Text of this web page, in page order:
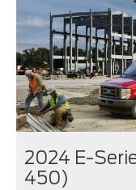
2024 E-
450)